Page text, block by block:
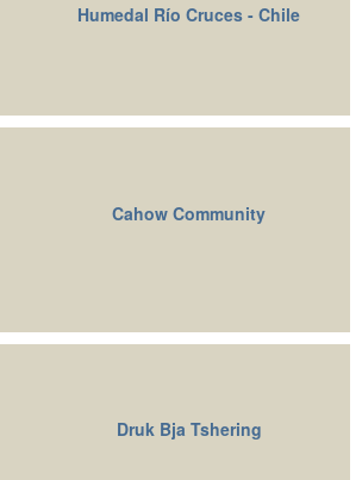
Humedal Río Cruces - Chile
Cahow Community
Druk Bja Tshering